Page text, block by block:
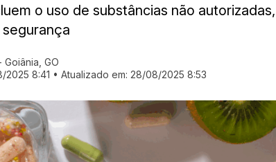
o uso de substâncias não
Goiânia, GO
2025 8:41 • Atualizado em: 28/08/2025 8:53